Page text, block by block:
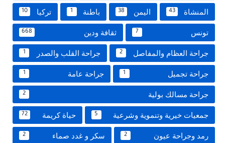
المنشاة 43 اليمن 38 باطنة 1 تركيا 10
تونس 7 ثقافة ودين 668
جراحة العظام والمفاصل 2 جراحة القلب والصدر 1
جراحة تجميل 1 جراحة عامة 1
جراحة مسالك بولية 2
جمعيات خيرية وتنموية وشرعية 5 حياة كريمة 72
رمد وجراحة عيون 2 سكر و غدد صماء 2